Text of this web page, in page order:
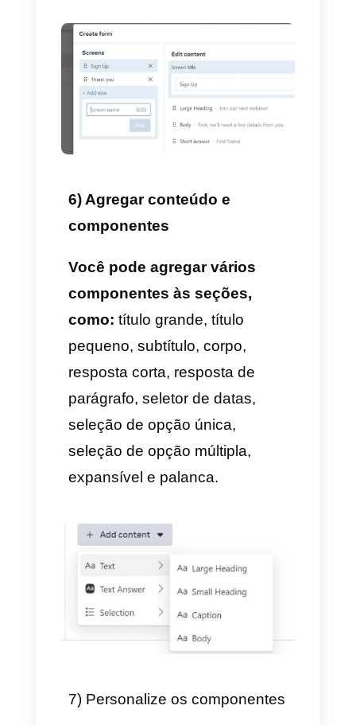
sua revisão, você pode deixar o
corpo da mensagem vazio, por
enquanto.
4) Utilize o construtor de
arrastar e soltar
¡Pronto! Agora você tem acesso
ao gerador de arrastar e soltar